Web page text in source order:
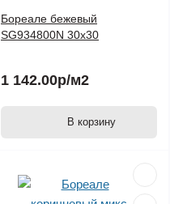
Бореале бежевый
SG934800N 30х30
1 142.00р/м2
В корзину